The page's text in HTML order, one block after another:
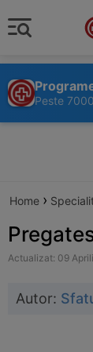
Peste
Home ›
Actualizat: 09
Autor: